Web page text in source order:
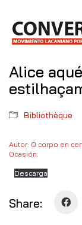
Alice
Bibliothèque
Autor: O corpo en
Ocasión:
Descarga
Share: